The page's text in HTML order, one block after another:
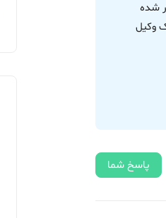
ذکر شده
وکیل
پاسخ شما